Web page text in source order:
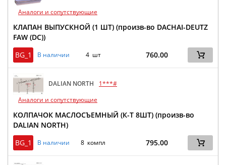
Аналоги и сопутствующие
КЛАПАН ВЫПУСКНОЙ (1 ШТ) (произв-во DACHAI-DEUTZ
FAW (DC))
BG_1
В наличии 4 шт 760.00
DALIAN NORTH
1***#
Аналоги и сопутствующие
КОЛПАЧОК МАСЛОСЪЕМНЫЙ (К-Т 8ШТ) (произв-во
DALIAN NORTH)
BG_1
В наличии 8 компл 795.00